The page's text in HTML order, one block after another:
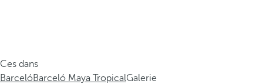
Ces dans
BarcelóBarceló Maya TropicalGalerie